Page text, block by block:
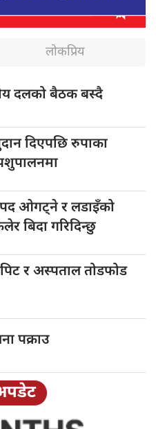
लोकप्रिय
दलको बैठक बस्दै
दिएपछि रुपाका
ओगट्ने र लडाइँको
बिदा गरिदिन्छु
र अस्पताल तोडफोड
पक्राउ